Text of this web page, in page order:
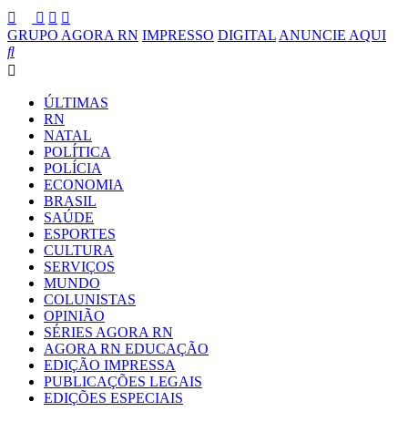
GRUPO AGORA RN IMPRESSO DIGITAL ANUNCIE AQUI
ÚLTIMAS
RN
NATAL
POLÍTICA
POLÍCIA
ECONOMIA
BRASIL
SAÚDE
ESPORTES
CULTURA
SERVIÇOS
MUNDO
COLUNISTAS
OPINIÃO
SÉRIES AGORA RN
AGORA RN EDUCAÇÃO
EDIÇÃO IMPRESSA
PUBLICAÇÕES LEGAIS
EDIÇÕES ESPECIAIS